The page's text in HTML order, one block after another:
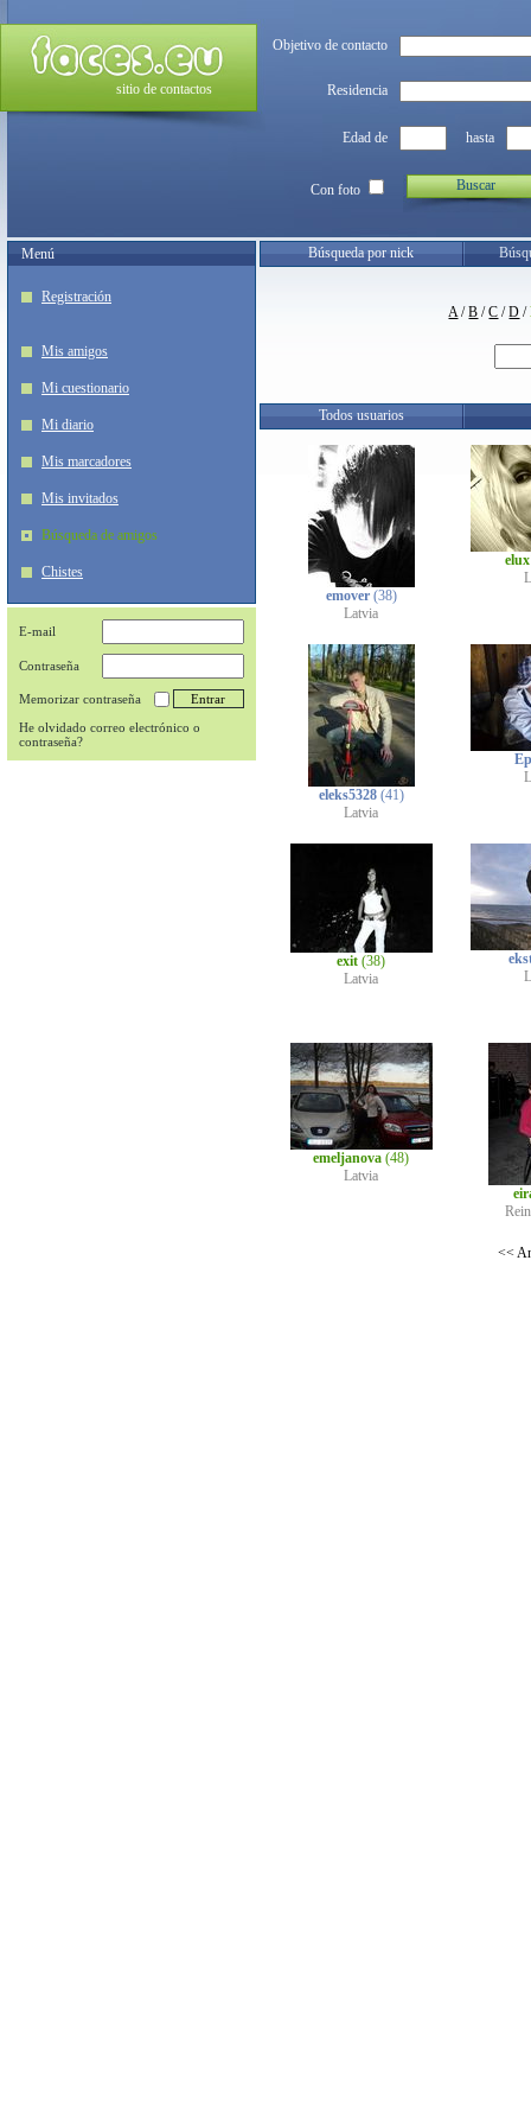
sitio de contactos
Objetivo de contacto
Residencia
Edad de hasta
Con foto Buscar
Menú
Registración
Mis amigos
Mi cuestionario
Mi diario
Mis marcadores
Mis invitados
Búsqueda de amigos
Chistes
E-mail
Contraseña
Memorizar contraseña
He olvidado correo electrónico o
contraseña?
Búsqueda por nick
A/B /C /D /
Todos usuarios
emover (38)
Latvia
eleks5328 (41)
Latvia
exit (38)
Latvia
emeljanova (48)
Latvia
<<